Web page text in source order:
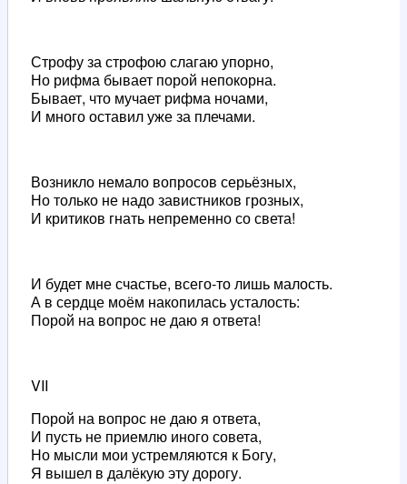
Строфу за строфою слагаю упорно,
Но рифма бывает порой непокорна.
Бывает, что мучает рифма ночами,
И много оставил уже за плечами.
Возникло немало вопросов серьёзных,
Но только не надо завистников грозных,
И критиков гнать непременно со света!
И будет мне счастье, всего-то лишь малость.
А в сердце моём накопилась усталость:
Порой на вопрос не даю я ответа!
VII
Порой на вопрос не даю я ответа,
И пусть не приемлю иного совета,
Но мысли мои устремляются к Богу,
Я вышел в далёкую эту дорогу.